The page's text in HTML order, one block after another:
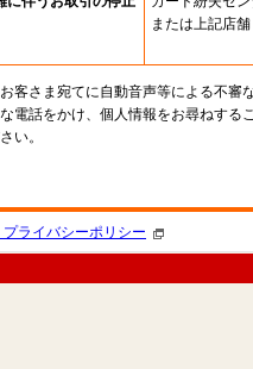
または上記店舗
客さま宛てに自動音声等による不審
電話をかけ、個人情報をお尋ねする
い。
プライバシーポリシー